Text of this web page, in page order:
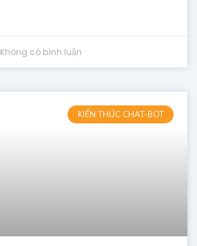
Không có bình luận
KIẾN THỨC CHAT-BOT